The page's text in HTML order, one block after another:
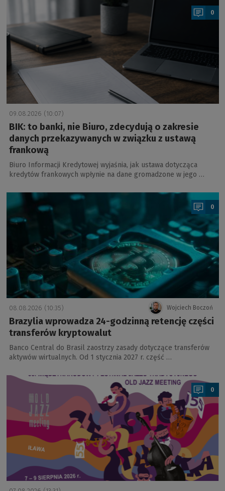
0
09.08.2026 (10:07)
BIK: to banki, nie Biuro, zdecydują o zakresie
danych przekazywanych w związku z ustawą
frankową
Biuro Informacji Kredytowej wyjaśnia, jak ustawa dotycząca
kredytów frankowych wpłynie na dane gromadzone w jego …
a
0
Wojciech Boczoń
08.08.2026 (10:35)
Brazylia wprowadza 24-godzinną retencję części
transferów kryptowalut
Banco Central do Brasil zaostrzy zasady dotyczące transferów
aktywów wirtualnych. Od 1 stycznia 2027 r. część …
a
0